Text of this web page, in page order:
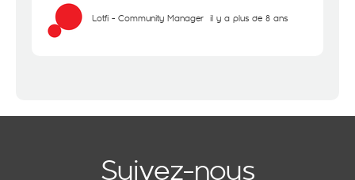
Lotfi - Community Manager il y a plus de 8 ans
Suivez-nous